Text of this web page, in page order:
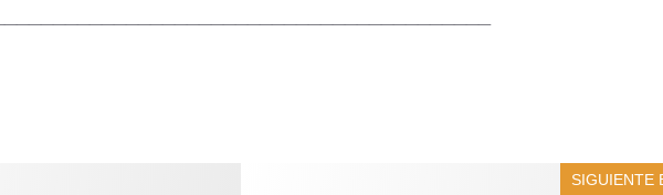
SIGUIENTE